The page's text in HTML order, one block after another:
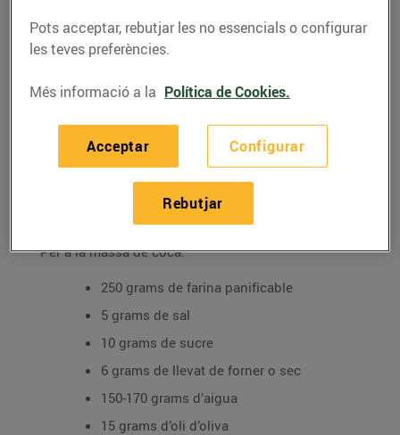
RECEPTES
Coca de pernil i brie
08/de novembre/2022
Ingredients per 4 persones:
Per a la massa de coca:
250 grams de farina panificable
5 grams de sal
10 grams de sucre
6 grams de llevat de forner o sec
150-170 grams d’aigua
15 grams d’oli d’oliva
Pots acceptar, rebutjar les no essencials o configurar
les teves preferències.
Més informació a la Política de Cookies.
Configurar
Rebutjar
Acceptar